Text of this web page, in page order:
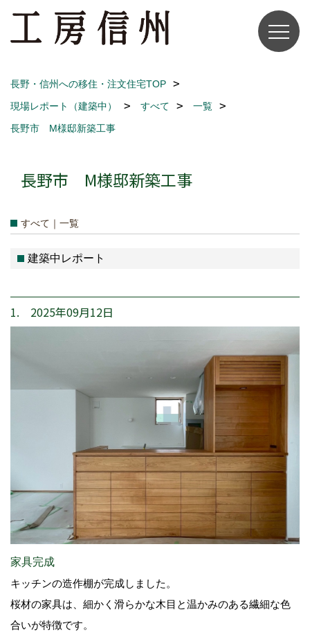
長野・信州への移住・注文住宅TOP
現場レポート（建築中）
すべて
一覧
長野市 M様邸新築工事
長野市 M様邸新築工事
すべて｜一覧
建築中レポート
1. 2025年09月12日
家具完成
キッチンの造作棚が完成しました。
桜材の家具は、細かく滑らかな木目と温かみのある繊細な色
合いが特徴です。